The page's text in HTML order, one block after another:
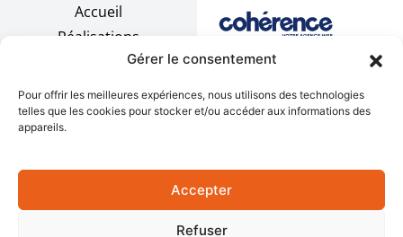
Gérer le consentement
Pour offrir les meilleures expériences, nous utilisons des technologies
telles que les cookies pour stocker et/ou accéder aux informations des
appareils.
Accepter
Refuser
Accueil
Réalisations
Recrutement
Contact
Prestations
Menuiserie extérieure
professionnels
Mentions légales
Politique de
confidentialité